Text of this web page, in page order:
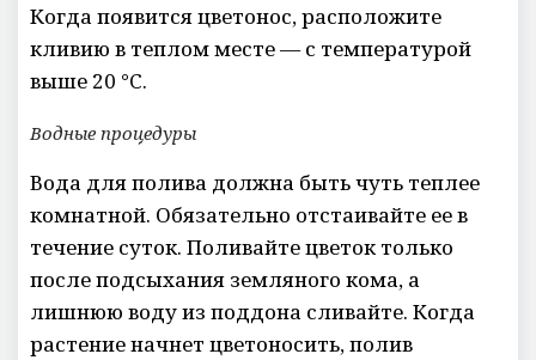
Когда появится цветонос, расположите
кливию в теплом месте — с температурой
выше 20 °C.
Водные процедуры
Вода для полива должна быть чуть теплее
комнатной. Обязательно отстаивайте ее в
течение суток. Поливайте цветок только
после подсыхания земляного кома, а
лишнюю воду из поддона сливайте. Когда
растение начнет цветоносить, полив